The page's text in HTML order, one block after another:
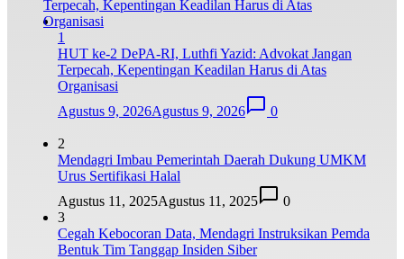
1
HUT ke-2 DePA-RI, Luthfi Yazid: Advokat Jangan
Terpecah, Kepentingan Keadilan Harus di Atas
Organisasi
Agustus 9, 2026Agustus 9, 2026 0
2
Mendagri Imbau Pemerintah Daerah Dukung UMKM
Urus Sertifikasi Halal
Agustus 11, 2025Agustus 11, 2025
0
3
Cegah Kebocoran Data, Mendagri Instruksikan Pemda
Bentuk Tim Tanggap Insiden Siber